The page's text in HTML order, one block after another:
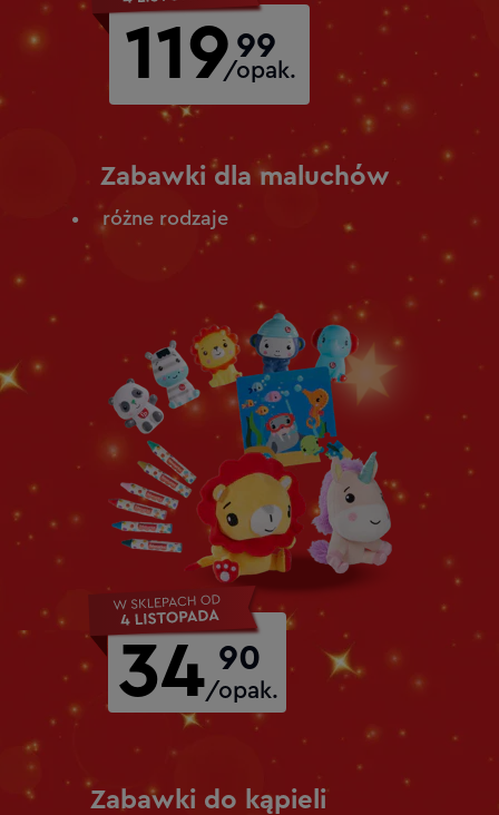
Zabawki dla maluchów
119/opak.
Zabawki do kąpieli
99
34/opak.
różne rodzaje
90